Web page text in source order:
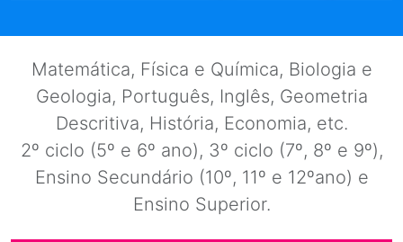
Matemática, Física e Química, Biologia e
Geologia, Português, Inglês, Geometria
Descritiva, História, Economia, etc.
2º ciclo (5º e 6º ano), 3º ciclo (7º, 8º e 9º),
Ensino Secundário (10º, 11º e 12ºano) e
Ensino Superior.